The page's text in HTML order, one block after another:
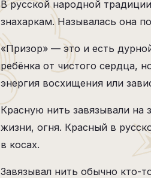
В русской народной
знахаркам. Называлась она
«Призор» — это и есть
ребёнка от чистого сердца,
энергия восхищения или
Красную нить завязывали
жизни, огня. Красный в
в косах.
Завязывал нить обычно кто-